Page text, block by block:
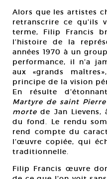
Alors que les artistes
retranscrire ce qu’ils
terme, Filip Francis
l’histoire de la
années 1970 à un
performance, il n’a
aux «grands
principe de la vision
En résulte
Martyre de saint
morte de Jan
du fond. Le rendu
rend compte du
l’œuvre copiée, qui
traditionnelle.
Filip Francis œuvre